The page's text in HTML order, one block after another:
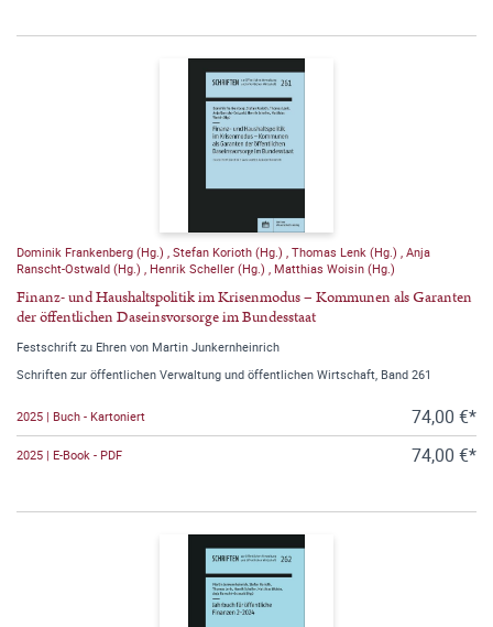
Dominik Frankenberg (Hg.) Stefan Korioth (Hg.) Thomas Lenk (Hg.) Anja
Ranscht-Ostwald (Hg.)
Henrik Scheller (Hg.) Matthias Woisin (Hg.)
Finanz- und Haushaltspolitik im Krisenmodus – Kommunen als Garanten
der öffentlichen Daseinsvorsorge im Bundesstaat
Festschrift zu Ehren von Martin Junkernheinrich
Schriften zur öffentlichen Verwaltung und öffentlichen Wirtschaft, Band 261
2025 | Buch - Kartoniert 74,00 €*
2025 | E-Book - PDF 74,00 €*